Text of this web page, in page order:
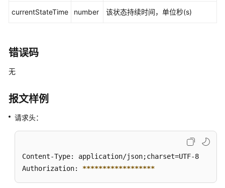
队
维
实
时
currentStateTime number 该状态持续时间，单位秒(s)
错误码
无
报文样例
请求头：
Content-Type: application/json;charset=UTF-8
Authorization: ******************